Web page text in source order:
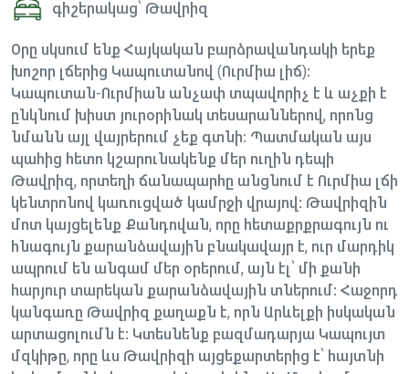
գիշերակաց՝ Թավրիզ
Օրը սկսում ենք Հայկական բարձրավանդակի երեք
խոշոր լճերից Կապուտանով (Ուրմիա լիճ):
Կապուտան-Ուրմիան անչափ տպավորիչ է և աչքի է
ընկնում խիստ յուրօրինակ տեսարաններով, որոնց
նմանն այլ վայրերում չեք գտնի։ Պատմական այս
պահից հետո կշարունակենք մեր ուղին դեպի
Թավրիզ, որտեղի ճանապարհը անցնում է Ուրմիա լճի
կենտրոնով կառուցված կամրջի վրայով: Թավրիզին
մոտ կայցելենք Քանդովան, որը հետաքրքրագույն ու
հնագույն քարանձավային բնակավայր է, ուր մարդիկ
ապրում են անգամ մեր օրերում, այն էլ՝ մի քանի
հարյուր տարեկան քարանձավային տներում: Հաջորդ
կանգառը Թավրիզ քաղաքն է, որն Արևելքի իսկական
արտացոլումն է: Կտեսնենք բազմադարյա Կապույտ
մզկիթը, որը ևս Թավրիզի այցեքարտերից է՝ հայտնի